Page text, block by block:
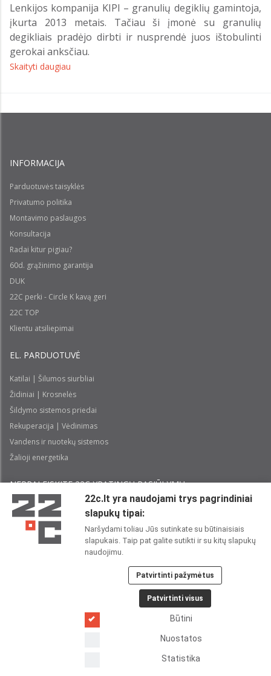
Lenkijos kompanija KIPI – granulių degiklių gamintoja,
įkurta 2013 metais. Tačiau ši įmonė su granulių
degikliais pradėjo dirbti ir nusprendė juos ištobulinti
gerokai anksčiau.
Skaityti daugiau
INFORMACIJA
Parduotuvės taisyklės
Privatumo politika
Montavimo paslaugos
Konsultacija
Radai kitur pigiau?
60d. grąžinimo garantija
DUK
22C perki - Circle K kavą geri
22C TOP
Klientu atsiliepimai
EL. PARDUOTUVĖ
Katilai | Šilumos siurbliai
Židiniai | Krosnelės
Šildymo sistemos priedai
Rekuperacija | Vėdinimas
Vandens ir nuotekų sistemos
Žalioji energetika
NEPRALEISKITE 22С YPATINGŲ PASIŪLYMŲ:
Perskaičiau ir sutinku su 22CPrivatumo politika
22C SOCIALINIUOSE TINKLUOSE:
Copyright 2026
22c.lt yra naudojami trys pagrindiniai
slapukų tipai:
Naršydami toliau Jūs sutinkate su būtinaisiais
slapukais. Taip pat galite sutikti ir su kitų slapukų
naudojimu.
Patvirtinti pažymėtus
Patvirtinti visus
Būtini
Nuostatos
Statistika